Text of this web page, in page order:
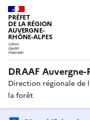
PRÉFET
DE LA RÉGION
AUVERGNE-
RHÔNE-ALPES
DRAAF
Direction régionale de
la forêt